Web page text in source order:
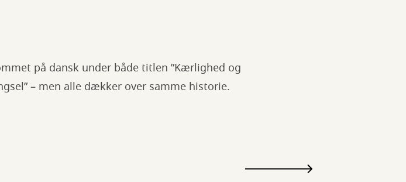
på dansk under både titlen ”Kærlighed og
– men alle dækker over samme historie.